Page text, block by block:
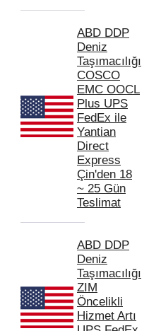
ABD DDP
Deniz
Taşımacılığı
COSCO
EMC OOCL
Plus UPS
FedEx ile
Yantian
Direct
Express
Çin'den 18
~ 25 Gün
Teslimat
ABD DDP
Deniz
Taşımacılığı
ZIM
Öncelikli
Hizmet Artı